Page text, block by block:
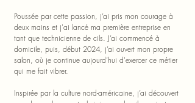
Poussée par cette passion, j’ai pris mon courage à
deux mains et j'ai lancé ma première entreprise en
tant que technicienne de cils. J’ai commencé à
domicile, puis, début 2024, j’ai ouvert mon propre
salon, où je continue aujourd’hui d'exercer ce métier
qui me fait vibrer.
Inspirée par la culture nord-américaine, j’ai découvert